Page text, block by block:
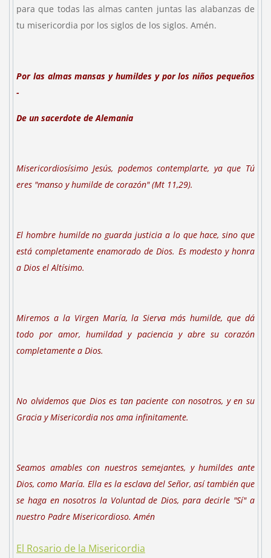
para que todas las almas canten juntas las alabanzas de
tu misericordia por los siglos de los siglos. Amén.
Por las almas mansas y humildes y por los niños pequeños
-
De un sacerdote de Alemania
Misericordiosísimo Jesús, podemos contemplarte, ya que Tú
eres "manso y humilde de corazón" (Mt 11,29).
El hombre humilde no guarda justicia a lo que hace, sino que
está completamente enamorado de Dios. Es modesto y honra
a Dios el Altísimo.
Miremos a la Virgen María, la Sierva más humilde, que dá
todo por amor, humildad y paciencia y abre su corazón
completamente a Dios.
No olvidemos que Dios es tan paciente con nosotros, y en su
Gracia y Misericordia nos ama infinitamente.
Seamos amables con nuestros semejantes, y humildes ante
Dios, como María. Ella es la esclava del Señor, así también que
se haga en nosotros la Voluntad de Dios, para decirle "Sí" a
nuestro Padre Misericordioso. Amén
El Rosario de la Misericordia